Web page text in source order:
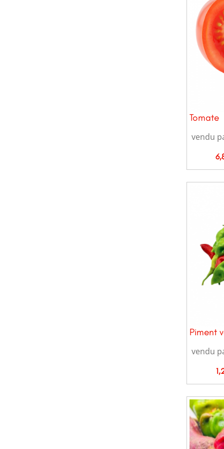
Tomate
vendu
Piment
vendu